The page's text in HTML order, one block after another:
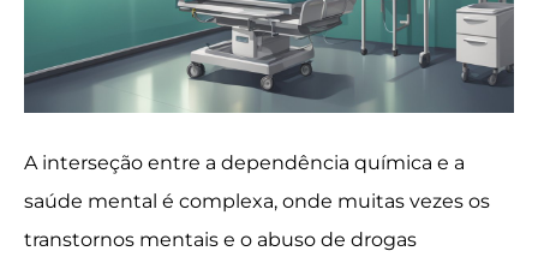
A interseção entre a dependência química e a
saúde mental é complexa, onde muitas vezes os
transtornos mentais e o abuso de drogas